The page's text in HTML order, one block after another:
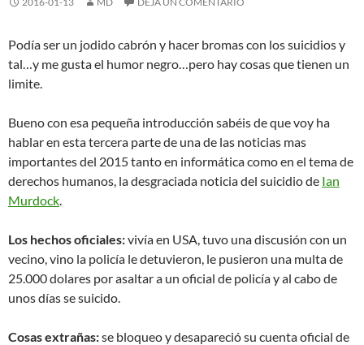
Podía ser un jodido cabrón y hacer bromas con los suicidios y
tal…y me gusta el humor negro…pero hay cosas que tienen un
limite.
Bueno con esa pequeña introducción sabéis de que voy ha
hablar en esta tercera parte de una de las noticias mas
importantes del 2015 tanto en informática como en el tema de
derechos humanos, la desgraciada noticia del suicidio de Ian
Murdock.
Los hechos oficiales:vivía en USA, tuvo una discusión con un
vecino, vino la policía le detuvieron, le pusieron una multa de
25.000 dolares por asaltar a un oficial de policía y al cabo de
unos días se suicido.
Cosas extrañas:se bloqueo y desapareció su cuenta oficial de